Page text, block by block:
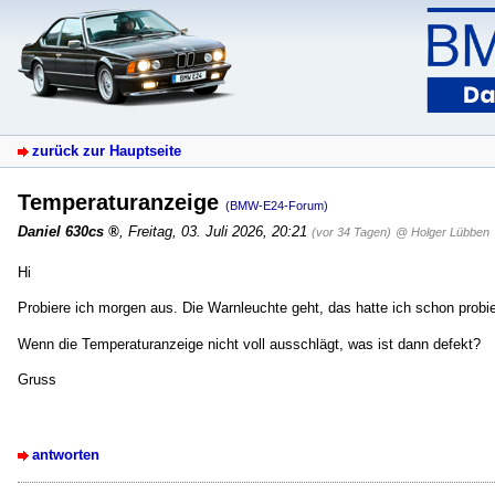
zurück zur Hauptseite
Temperaturanzeige (BMW-E24-Forum)
Daniel 630cs , Freitag, 03. Juli 2026, 20:21 (vor 34 Tagen) @ Holger Lübben
Hi
Probiere ich morgen aus. Die Warnleuchte geht, das hatte ich schon
Wenn die Temperaturanzeige nicht voll ausschlägt, was ist dann defekt?
Gruss
antworten